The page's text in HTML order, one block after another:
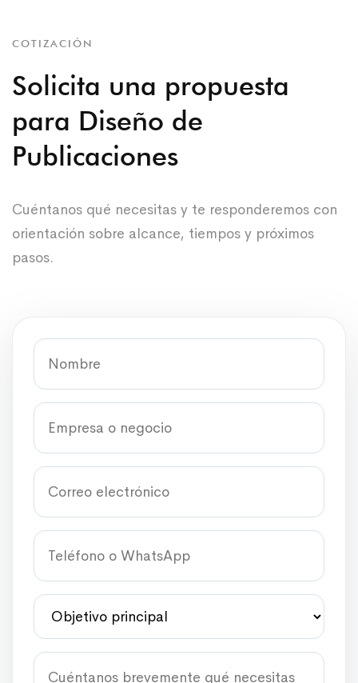
COTIZACIÓN
Solicita una propuesta
para Diseño de
Publicaciones
Cuéntanos qué necesitas y te responderemos con
orientación sobre alcance, tiempos y próximos
pasos.